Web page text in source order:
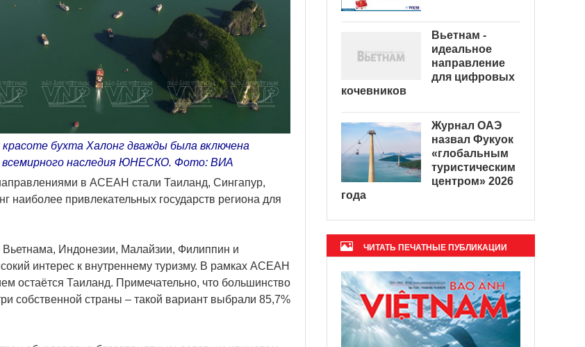
бухта Халонг дважды была включена
всемирного наследия ЮНЕСКО. Фото: ВИА
в АСЕАН стали Таиланд, Сингапур,
наиболее привлекательных государств региона для
Индонезии, Малайзии, Филиппин и
интерес к внутреннему туризму. В рамках АСЕАН
остаётся Таиланд. Примечательно, что большинство
собственной страны – такой вариант выбрали 85,7%
Вьетнам -
идеальное
направление
для цифровых
кочевников
Журнал ОАЭ
назвал Фукуок
«глобальным
туристическим
центром» 2026
года
ЧИТАТЬ ПЕЧАТНЫЕ ПУБЛИКАЦИИ